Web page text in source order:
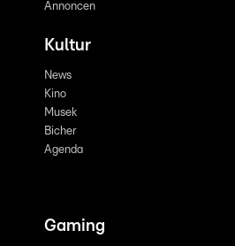
Annoncen
Kultur
News
Kino
Musek
Bicher
Agenda
Gaming